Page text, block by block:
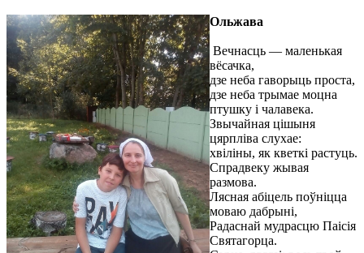
Ольжава
Вечнасць — маленькая
вёсачка,
дзе неба гаворыць проста,
дзе неба трымае моцна
птушку i чалавека.
Звычайная цiшыня
цярплiва слухае:
хвiлiны, як кветкi растуць.
Спрадвеку жывая
размова.
Лясная абiцель поўнiцца
моваю дабрынi,
Радаснай мудрасцю Паiсiя
Святагорца.